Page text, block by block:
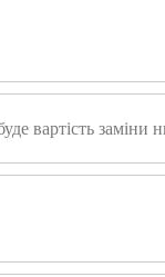
вартість